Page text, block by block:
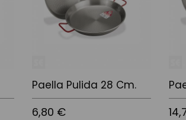
Paella Pulida 28 Cm.
6,80 €